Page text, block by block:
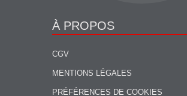
À PROPOS
CGV
MENTIONS LÉGALES
PRÉFÉRENCES DE COOKIES